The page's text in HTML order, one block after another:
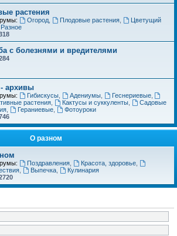
растения
Огород, Плодовые растения,
Цветущий
Разное
с болезнями и вредителями
архивы
Гибискусы, Адениумы, Геснериевые,
растения
Кактусы и суккуленты,
Садовые
Гераниевые,
Фотоуроки
О разном
Поздравления, Красота, здоровье,
Выпечка,
Кулинария